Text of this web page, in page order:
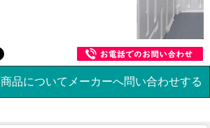
商品についてメーカーへ問い合わせする